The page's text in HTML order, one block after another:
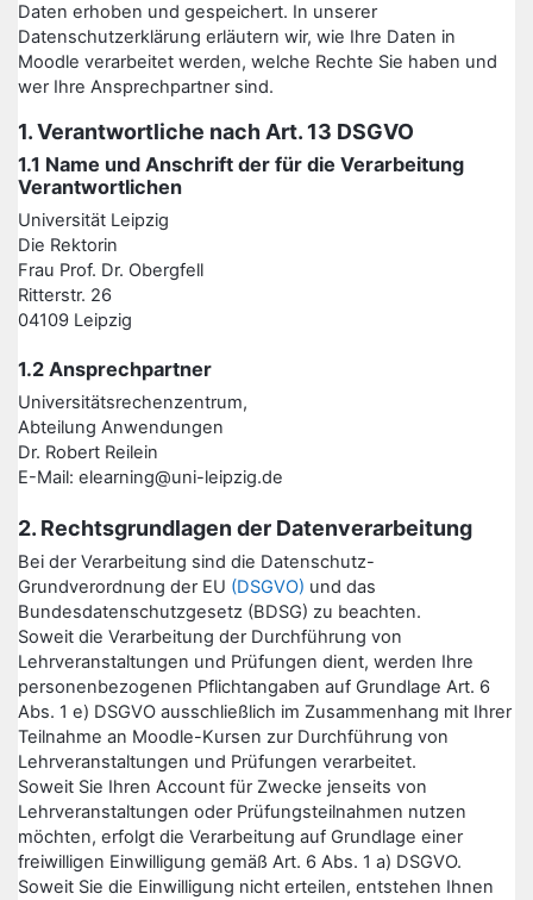
Daten erhoben und gespeichert. In unserer
Datenschutzerklärung erläutern wir, wie Ihre Daten in
Moodle verarbeitet werden, welche Rechte Sie haben und
wer Ihre Ansprechpartner sind.
1. Verantwortliche nach Art. 13 DSGVO
1.1 Name und Anschrift der für die Verarbeitung
Verantwortlichen
Universität Leipzig
Die Rektorin
Frau Prof. Dr. Obergfell
Ritterstr. 26
04109 Leipzig
1.2 Ansprechpartner
Universitätsrechenzentrum,
Abteilung Anwendungen
Dr. Robert Reilein
E-Mail: elearning@uni-leipzig.de
2. Rechtsgrundlagen der Datenverarbeitung
Bei der Verarbeitung sind die Datenschutz-
Grundverordnung der EU (DSGVO) und das
Bundesdatenschutzgesetz (BDSG) zu beachten.
Soweit die Verarbeitung der Durchführung von
Lehrveranstaltungen und Prüfungen dient, werden Ihre
personenbezogenen Pflichtangaben auf Grundlage Art. 6
Abs. 1 e) DSGVO ausschließlich im Zusammenhang mit Ihrer
Teilnahme an Moodle-Kursen zur Durchführung von
Lehrveranstaltungen und Prüfungen verarbeitet.
Soweit Sie Ihren Account für Zwecke jenseits von
Lehrveranstaltungen oder Prüfungsteilnahmen nutzen
möchten, erfolgt die Verarbeitung auf Grundlage einer
freiwilligen Einwilligung gemäß Art. 6 Abs. 1 a) DSGVO.
Soweit Sie die Einwilligung nicht erteilen, entstehen Ihnen